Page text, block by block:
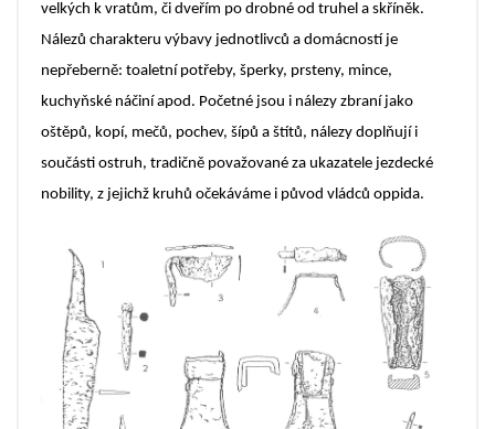
velkých k vratům, či dveřím po drobné od truhel a skříněk.
Nálezů charakteru výbavy jednotlivců a domácností je
nepřeberně: toaletní potřeby, šperky, prsteny, mince,
kuchyňské náčiní apod. Početné jsou i nálezy zbraní jako
oštěpů, kopí, mečů, pochev, šípů a štítů, nálezy doplňují i
součásti ostruh, tradičně považované za ukazatele jezdecké
nobility, z jejichž kruhů očekáváme i původ vládců oppida.